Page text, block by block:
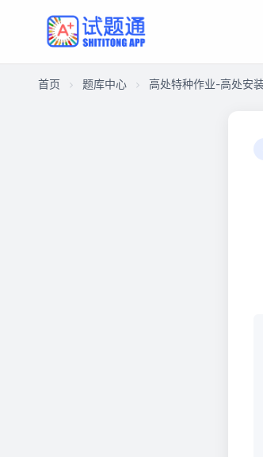
首页 题库中心 高处特种作业-高处安